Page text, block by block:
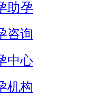
助孕
咨询
中心
机构